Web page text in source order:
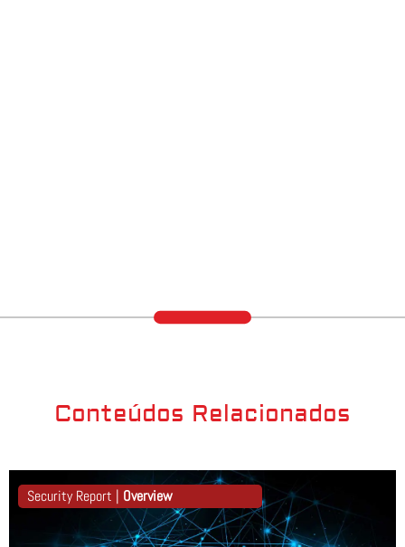
Conteúdos Relacionados
Security Report | Overview